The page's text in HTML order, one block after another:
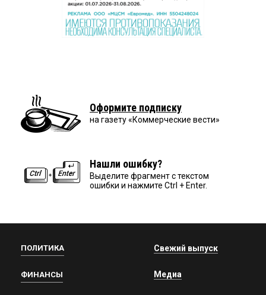
Оформите подписку
на газету «Коммерческие вести»
Нашли ошибку?
Выделите фрагмент с текстом
ошибки и нажмите Ctrl + Enter.
ПОЛИТИКА
ФИНАНСЫ
Свежий выпуск
Медиа